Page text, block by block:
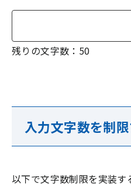
残りの文字数： 50
入力文字数を制
以下で文字数制限を実装す